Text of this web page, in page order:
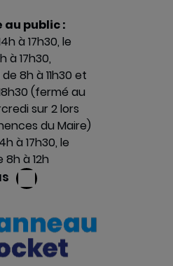
public :
à 17h30, le
à 17h30,
8h à 11h30 et
(fermé au
sur 2 lors
du Maire)
à 17h30, le
à 12h